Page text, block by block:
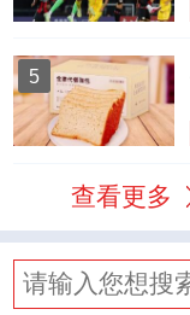
5
查看更多